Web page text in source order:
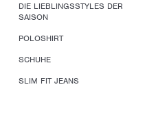
DIE LIEBLINGSSTYLES DER
SAISON
POLOSHIRT
SCHUHE
SLIM FIT JEANS